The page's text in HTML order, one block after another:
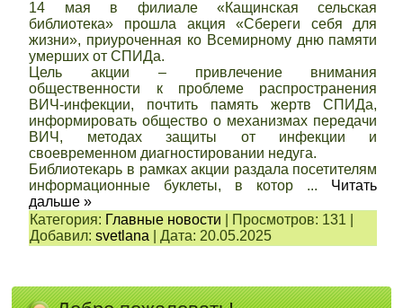
14 мая в филиале «Кащинская сельская
библиотека» прошла акция «Сбереги себя для
жизни», приуроченная ко Всемирному дню памяти
умерших от СПИДа.
Цель акции – привлечение внимания
общественности к проблеме распространения
ВИЧ-инфекции, почтить память жертв СПИДа,
информировать общество о механизмах передачи
ВИЧ, методах защиты от инфекции и
своевременном диагностировании недуга.
Библиотекарь в рамках акции раздала посетителям
информационные буклеты, в котор ... Читать
дальше »
Категория: Главные новости Просмотров: 131
Добавил: svetlana |Дата: 20.05.2025